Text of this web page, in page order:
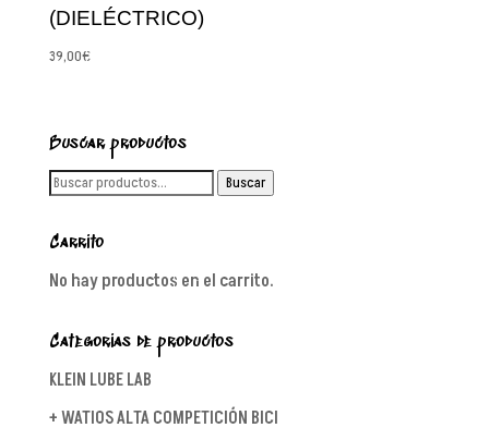
(DIELÉCTRICO)
39,00€
Buscar productos
Buscar
Buscar
Carrito
No hay productos en el carrito.
Categorías de productos
KLEIN LUBE LAB
+ WATIOS ALTA COMPETICIÓN BICI